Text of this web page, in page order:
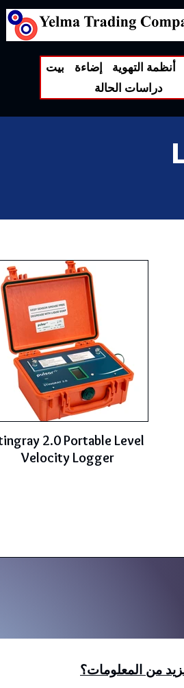
بيت إضاءة أنظمة التهوية
دراسات الحالة
2.0 Portable Level
Velocity Logger
من المعلومات؟